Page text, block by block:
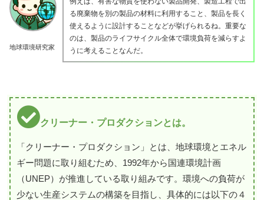
地球環境研究家
る廃棄物を別の製品の材料に利用すること、製品を長く
使えるように設計することなどが挙げられるね。重要な
のは、製品のライフサイクル全体で環境負荷を減らすよ
うに考えることなんだ。
クリーナー・プロダクションとは。
「クリーナー・プロダクション」とは、地球環境とエネル
ギー問題に取り組むため、1992年から国連環境計画
（UNEP）が推進している取り組みです。環境への負荷が
少ない生産システムの構築を目指し、具体的には以下の４